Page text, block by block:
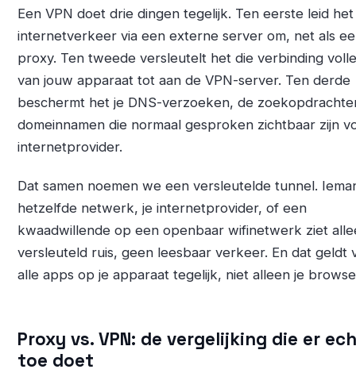
Een VPN doet drie dingen tegelijk. Ten eerste leid het
internetverkeer via een externe server om, net als
proxy. Ten tweede versleutelt het die verbinding
van jouw apparaat tot aan de VPN-server. Ten derde
beschermt het je DNS-verzoeken, de
domeinnamen die normaal gesproken zichtbaar zijn
internetprovider.
Dat samen noemen we een versleutelde tunnel.
hetzelfde netwerk, je internetprovider, of een
kwaadwillende op een openbaar wifinetwerk ziet
versleuteld ruis, geen leesbaar verkeer. En dat geldt
alle apps op je apparaat tegelijk, niet alleen je
Proxy vs. VPN: de vergelijking die er
toe doet